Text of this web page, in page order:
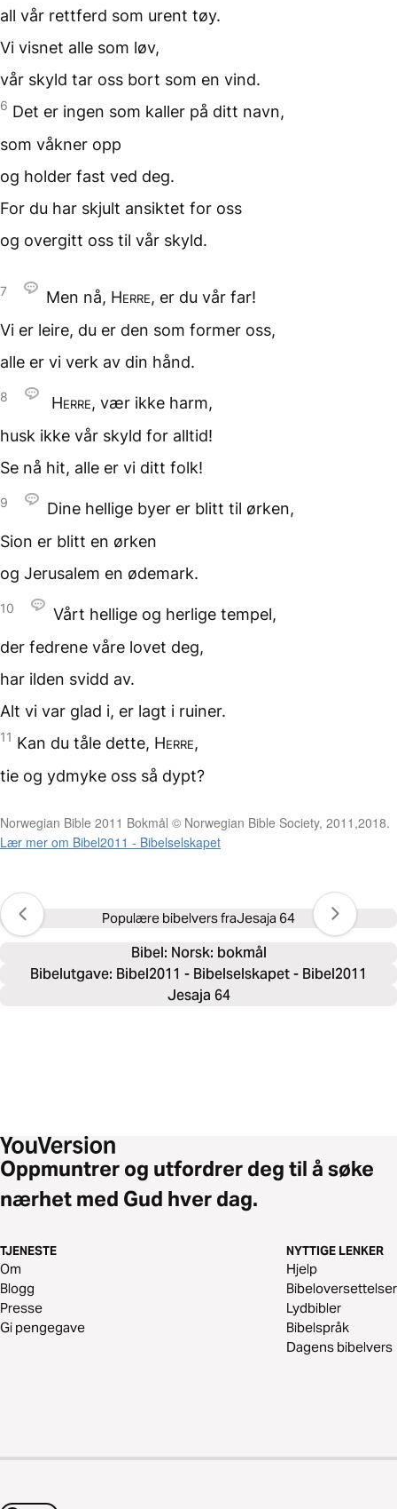
all vår rettferd som urent tøy.
Vi visnet alle som løv,
vår skyld tar oss bort som en vind.
6 Det er ingen som kaller på ditt navn,
som våkner opp
og holder fast ved deg.
For du har skjult ansiktet for oss
og overgitt oss til vår skyld.
7 Men nå, Herre, er du vår far!
Vi er leire, du er den som former oss,
alle er vi verk av din hånd.
8 Herre, vær ikke harm,
husk ikke vår skyld for alltid!
Se nå hit, alle er vi ditt folk!
9 Dine hellige byer er blitt til ørken,
Sion er blitt en ørken
og Jerusalem en ødemark.
10 Vårt hellige og herlige tempel,
der fedrene våre lovet deg,
har ilden svidd av.
Alt vi var glad i, er lagt i ruiner.
11 Kan du tåle dette, Herre,
tie og ydmyke oss så dypt?
Norwegian Bible 2011 Bokmål © Norwegian Bible Society, 2011,2018.
Lær mer om Bibel2011 - Bibelselskapet
Populære bibelvers fraJesaja 64
Bibel: Norsk: bokmål
Bibelutgave: Bibel2011 - Bibelselskapet - Bibel2011
Jesaja 64
Oppmuntrer og utfordrer deg til å søke
nærhet med Gud hver dag.
TJENESTE
Om
Blogg
Presse
Gi pengegave
NYTTIGE LENKER
Hjelp
Bibeloversettelser
Lydbibler
Bibelspråk
Dagens bibelvers